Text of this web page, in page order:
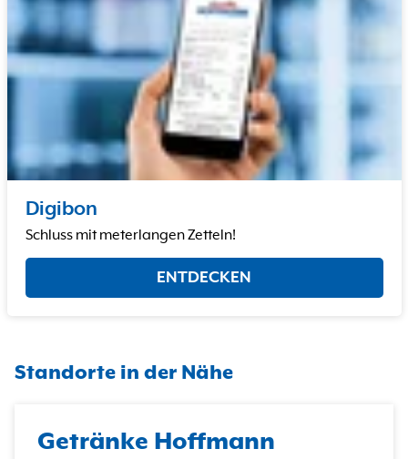
Digibon
Schluss mit meterlangen Zetteln!
ENTDECKEN
Standorte in der Nähe
Getränke Hoffmann